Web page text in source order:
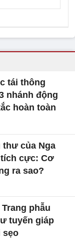
tái thông
nhánh động
hoàn toàn
thư của Nga
cực: Cơ
ra sao?
phẫu
tuyến giáp
sẹo